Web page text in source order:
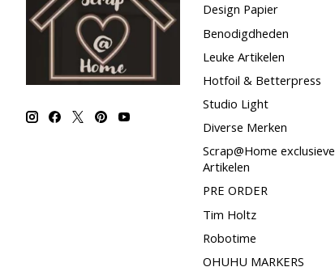
Design Papier
Benodigdheden
Leuke Artikelen
Hotfoil & Betterpress
Studio Light
Diverse Merken
Scrap@Home exclusieve
Artikelen
PRE ORDER
Tim Holtz
Robotime
OHUHU MARKERS